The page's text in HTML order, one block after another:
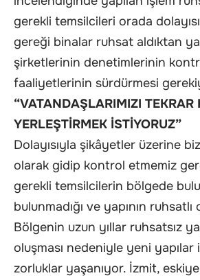
gerekli temsilcileri orada
gereği binalar ruhsat aldıktan
şirketlerinin denetimlerinin
faaliyetlerinin sürdürmesi
“VATANDAŞLARIMIZI
YERLEŞTİRMEK İSTİYORUZ”
Dolayısıyla şikâyetler üzerine
olarak gidip kontrol etmemiz
gerekli temsilcilerin bölgede
bulunmadığı ve yapının ruhsatlı
Bölgenin uzun yıllar ruhsatsız
oluşması nedeniyle yeni yapılar
zorluklar yaşanıyor. İzmit,